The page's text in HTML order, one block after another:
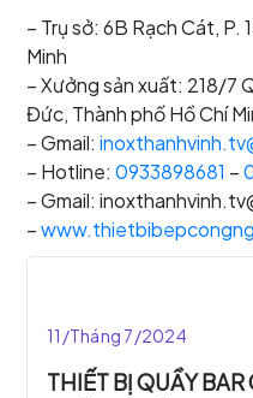
– Trụ sở: 6B Rạch Cát, P.
Minh
– Xưởng sản xuất: 218/7
Đức, Thành phố Hồ Chí
– Gmail:
– Hotline: 0933898681 –
– Gmail:
–
11/Tháng 7/2024
THIẾT BỊ QUẦY